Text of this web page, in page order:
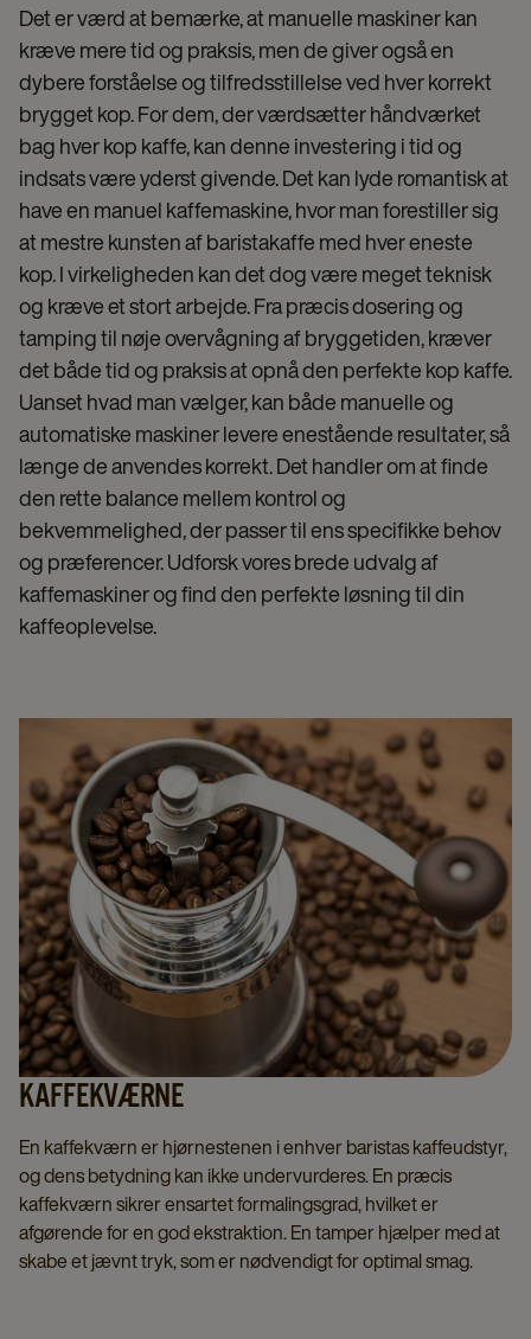
Det er værd at bemærke, at manuelle maskiner kan
kræve mere tid og praksis, men de giver også en
dybere forståelse og tilfredsstillelse ved hver korrekt
brygget kop. For dem, der værdsætter håndværket
bag hver kop kaffe, kan denne investering i tid og
indsats være yderst givende. Det kan lyde romantisk at
have en manuel kaffemaskine, hvor man forestiller sig
at mestre kunsten af baristakaffe med hver eneste
kop. I virkeligheden kan det dog være meget teknisk
og kræve et stort arbejde. Fra præcis dosering og
tamping til nøje overvågning af bryggetiden, kræver
det både tid og praksis at opnå den perfekte kop kaffe.
Uanset hvad man vælger, kan både manuelle og
automatiske maskiner levere enestående resultater, så
længe de anvendes korrekt. Det handler om at finde
den rette balance mellem kontrol og
bekvemmelighed, der passer til ens specifikke behov
og præferencer. Udforsk vores brede udvalg af
kaffemaskiner og find den perfekte løsning til din
kaffeoplevelse.
KAFFEKVÆRNE
En kaffekværn er hjørnestenen i enhver baristas kaffeudstyr,
og dens betydning kan ikke undervurderes. En præcis
kaffekværn sikrer ensartet formalingsgrad, hvilket er
afgørende for en god ekstraktion. En tamper hjælper med at
skabe et jævnt tryk, som er nødvendigt for optimal smag.